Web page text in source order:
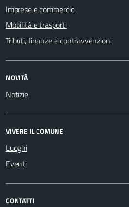
Imprese e commercio
Mobilità e trasporti
Tributi, finanze e contravvenzioni
NOVITÀ
Notizie
VIVERE IL COMUNE
Luoghi
Eventi
CONTATTI